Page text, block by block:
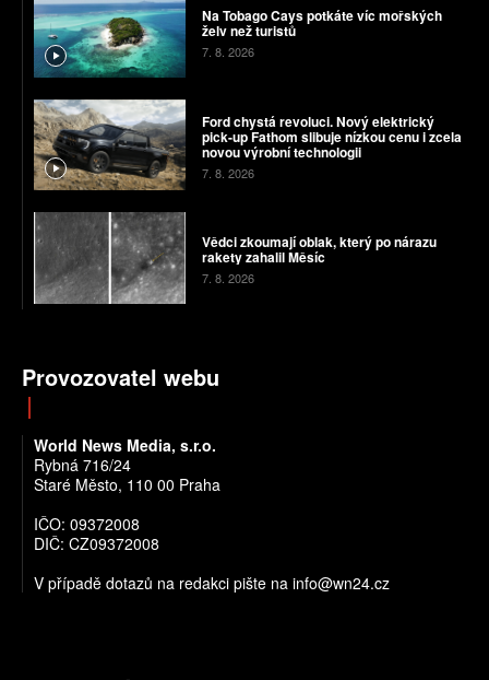
Na Tobago Cays potkáte víc mořských
želv než turistů
7. 8. 2026
Ford chystá revoluci. Nový elektrický
pick-up Fathom slibuje nízkou cenu i zcela
novou výrobní technologii
7. 8. 2026
Vědci zkoumají oblak, který po nárazu
rakety zahalil Měsíc
7. 8. 2026
Provozovatel webu
World News Media, s.r.o.
Rybná 716/24
Staré Město, 110 00 Praha
IČO: 09372008
DIČ: CZ09372008
V případě dotazů na redakci pište na info@wn24.cz